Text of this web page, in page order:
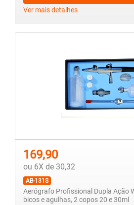
Ver mais detalhes
169,90
ou 6X de 30,32
AB-131S
Aerógrafo Profissional Dupla Ação
bicos e agulhas, 2 copos 20 e 30ml